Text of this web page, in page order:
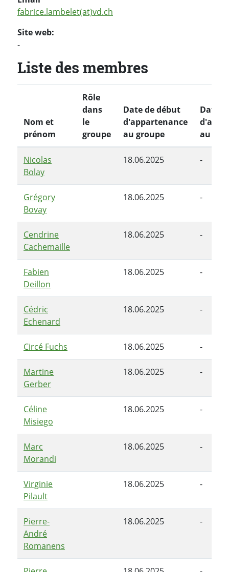
fabrice.lambelet(at)vd.ch
Site web:
-
Liste des membres
Nom et
prénom
Rôle
dans
le
groupe
Date de début
d'appartenance
au groupe
Date
au
Nicolas
Bolay
18.06.2025 -
Grégory
Bovay
18.06.2025 -
Cendrine
Cachemaille
18.06.2025 -
Fabien
Deillon
18.06.2025 -
Cédric
Echenard
18.06.2025 -
Circé Fuchs 18.06.2025 -
Martine
Gerber
18.06.2025 -
Céline
Misiego
18.06.2025 -
Marc
Morandi
18.06.2025 -
Virginie
Pilault
18.06.2025 -
Pierre-
André
Romanens
18.06.2025 -